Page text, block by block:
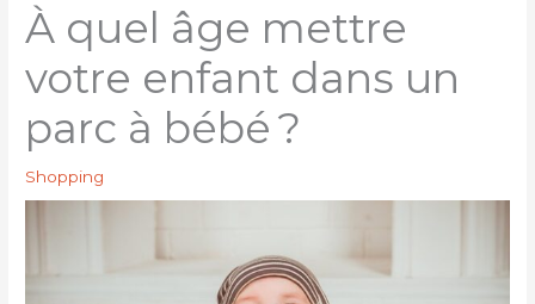
À quel âge mettre
votre enfant dans un
parc à bébé ?
Shopping